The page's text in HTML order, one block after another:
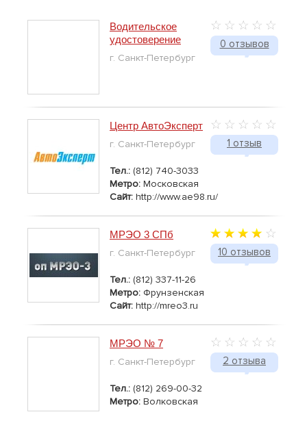
0 отзывов
Водительское
удостоверение
г. Санкт-Петербург
1 отзыв
Центр АвтоЭксперт
г. Санкт-Петербург
Тел.: (812) 740-3033
Метро: Московская
Сайт: http://www.ae98.ru/
10 отзывов
МРЭО 3 СПб
г. Санкт-Петербург
Тел.: (812) 337-11-26
Метро: Фрунзенская
Сайт: http://mreo3.ru
2 отзыва
МРЭО № 7
г. Санкт-Петербург
Тел.: (812) 269-00-32
Метро: Волковская